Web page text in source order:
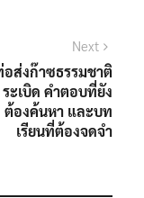
Next
ส่งก๊าซธรรมชาติ
ระเบิด คำตอบที่ยัง
ต้องค้นหา และบท
เรียนที่ต้องจดจำ